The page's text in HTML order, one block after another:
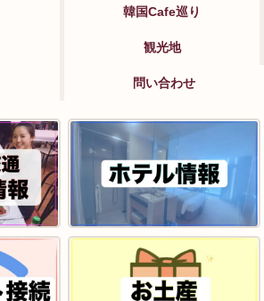
韓国Cafe巡り
観光地
問い合わせ